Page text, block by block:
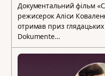
Документальний фільм
режисерок Аліси
отримав приз глядацьких
Dokumente…